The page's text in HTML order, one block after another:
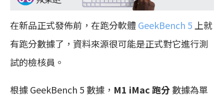
在新品正式發佈前，在跑分軟體GeekBench 5 上就
有跑分數據了，資料來源很可能是正式對它進行測
試的檢核員。
根據 GeekBench 5 數據， M1 iMac 跑分數據為單